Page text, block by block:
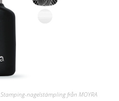
Stamping-nagelstämpling från MOYRA